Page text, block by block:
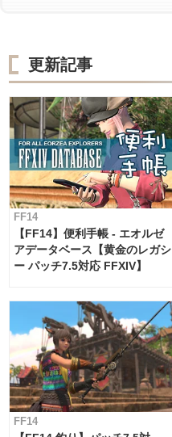
更新記事
FF14
【FF14】便利手帳 - エオルゼ
アデータベース【黄金のレガシ
ー パッチ7.5対応 FFXIV】
FF14